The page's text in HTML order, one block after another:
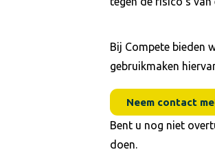
Bij Compete bieden
gebruikmaken
Neem contact
Bent u nog niet
doen.